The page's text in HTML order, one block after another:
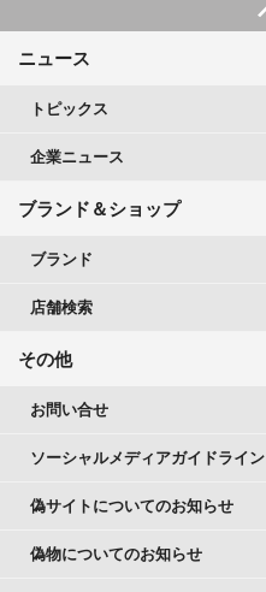
ニュース
トピックス
企業ニュース
ブランド＆ショップ
ブランド
店舗検索
その他
お問い合せ
ソーシャルメディアガイドライン
偽サイトについてのお知らせ
偽物についてのお知らせ